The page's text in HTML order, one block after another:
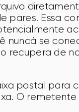
pares. Essa
nuncá se
recupera de
postal para
O